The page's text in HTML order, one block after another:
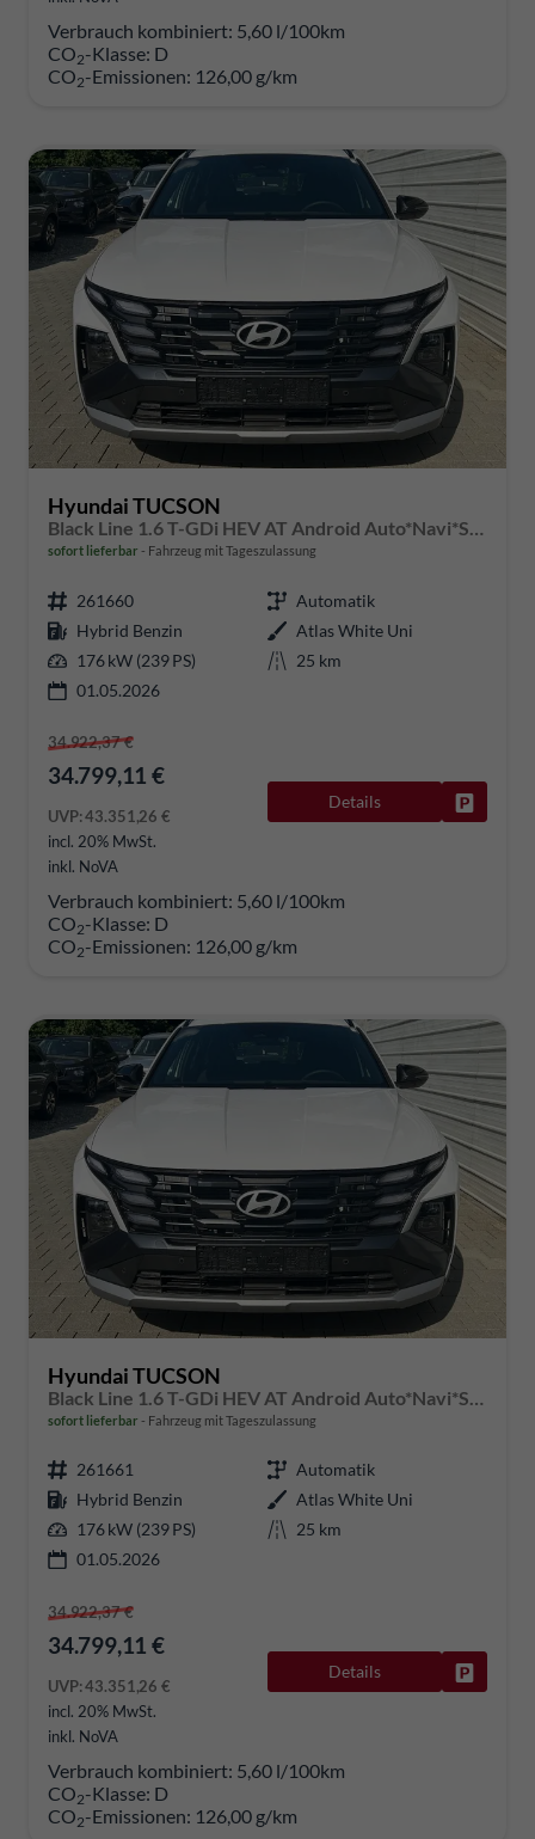
Verbrauch kombiniert: 5,60 l/100km
CO2-Klasse: D
CO2-Emissionen: 126,00 g/km
Hyundai TUCSON
Black Line 1.6 T-GDi HEV AT Android Auto*Navi*SHZ*Kamera*2Z Klimaauto*
sofort lieferbar Fahrzeug mit Tageszulassung
261660
Automatik
Hybrid Benzin
Atlas White Uni
176 kW (239 PS)
25 km
01.05.2026
34.922,37 €
34.799,11 €
UVP:43.351,26 €
incl. 20% MwSt.
inkl. NoVA
Details
Verbrauch kombiniert: 5,60 l/100km
CO2-Klasse: D
CO2-Emissionen: 126,00 g/km
Hyundai TUCSON
sofort lieferbar Fahrzeug mit Tageszulassung
261661
Automatik
Hybrid Benzin
Atlas White Uni
176 kW (239 PS)
25 km
01.05.2026
34.922,37 €
34.799,11 €
UVP:43.351,26 €
incl. 20% MwSt.
inkl. NoVA
Details
Verbrauch kombiniert: 5,60 l/100km
CO2-Klasse: D
CO2-Emissionen: 126,00 g/km